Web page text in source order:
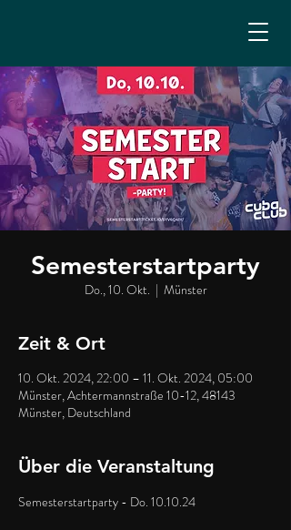
Semesterstartparty
Do., 10. Okt.
  |
Münster
Zeit & Ort
10. Okt. 2024, 22:00 – 11. Okt. 2024, 05:00
Münster, Achtermannstraße 10-12, 48143
Münster, Deutschland
Über die Veranstaltung
Semesterstartparty - Do. 10.10.24